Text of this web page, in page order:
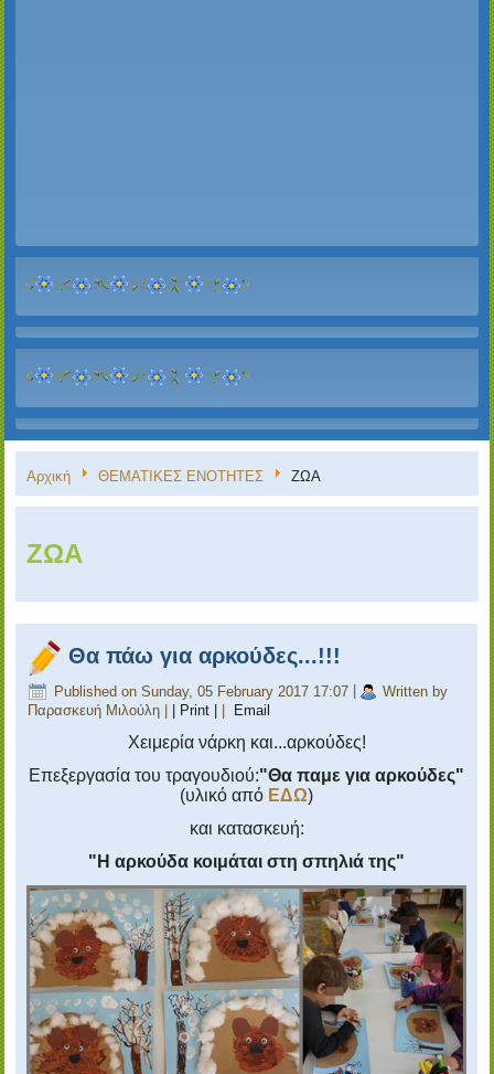
Αρχική ΘΕΜΑΤΙΚΕΣ ΕΝΟΤΗΤΕΣ ΖΩΑ
ΖΩΑ
Θα πάω για αρκούδες...!!!
Published on Sunday, 05 February 2017 17:07
Written by
Παρασκευή Μιλούλη
| Print | Email
Χειμερία νάρκη και...αρκούδες!
Επεξεργασία του τραγουδιού:"Θα παμε για αρκούδες"
(υλικό από ΕΔΩ)
και κατασκευή:
"Η αρκούδα κοιμάται στη σπηλιά της"